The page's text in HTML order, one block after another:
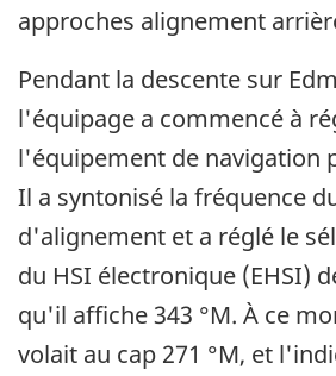
approches alignement
Pendant la descente sur
l'équipage a commencé à
l'équipement de navigation
Il a syntonisé la fréquence
d'alignement et a réglé le
du HSI électronique (EHSI)
qu'il affiche 343 °M. À ce
volait au cap 271 °M, et